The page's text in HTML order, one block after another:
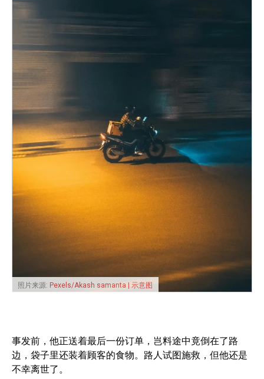
照片来源: Pexels/Akash samanta | 示意图
事发前，他正送着最后一份订单，岂料途中竟倒在了路
边，袋子里还装着顾客的食物。路人试图施救，但他还是
不幸离世了。